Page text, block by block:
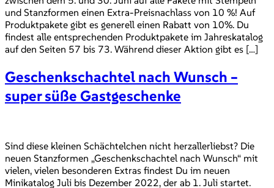
und Stanzformen einen Extra-Preisnachlass von 10 %! Auf
Produktpakete gibt es generell einen Rabatt von 10%. Du
findest alle entsprechenden Produktpakete im Jahreskatalog
auf den Seiten 57 bis 73. Während dieser Aktion gibt es […]
Geschenkschachtel nach Wunsch –
super süße Gastgeschenke
Sind diese kleinen Schächtelchen nicht herzallerliebst? Die
neuen Stanzformen „Geschenkschachtel nach Wunsch“ mit
vielen, vielen besonderen Extras findest Du im neuen
Minikatalog Juli bis Dezember 2022, der ab 1. Juli startet.